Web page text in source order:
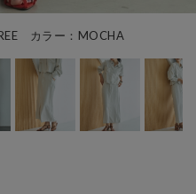
カラー：MOCHA